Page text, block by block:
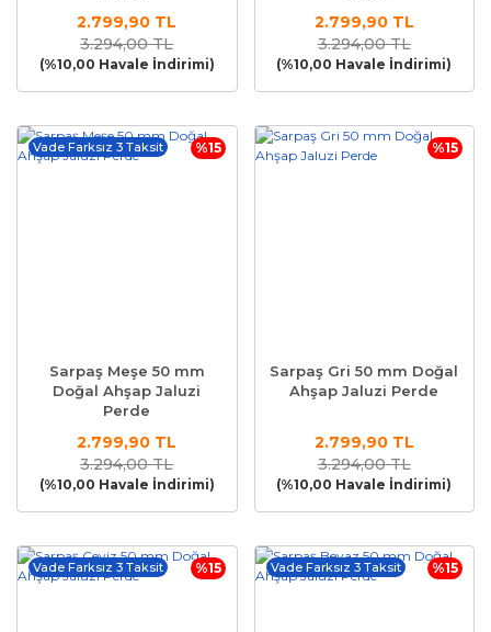
2.799,90 TL
3.294,00 TL
(%10,00 Havale İndirimi)
2.799,90 TL
3.294,00 TL
(%10,00 Havale İndirimi)
%15
Vade Farksız 3 Taksit
Sarpaş Meşe 50 mm
Doğal Ahşap Jaluzi
Perde
2.799,90 TL
3.294,00 TL
(%10,00 Havale İndirimi)
%15
Sarpaş Gri 50 mm Doğal
Ahşap Jaluzi Perde
2.799,90 TL
3.294,00 TL
(%10,00 Havale İndirimi)
%15
Vade Farksız 3 Taksit %15
Vade Farksız 3 Taksit